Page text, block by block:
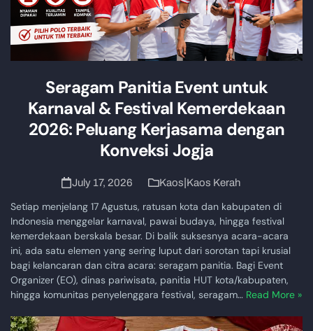
Seragam Panitia Event untuk
Karnaval & Festival Kemerdekaan
2026: Peluang Kerjasama dengan
Konveksi Jogja
July 17, 2026 Kaos Kaos Kerah
Setiap menjelang 17 Agustus, ratusan kota dan kabupaten di
Indonesia menggelar karnaval, pawai budaya, hingga festival
kemerdekaan berskala besar. Di balik suksesnya acara-acara
ini, ada satu elemen yang sering luput dari sorotan tapi krusial
bagi kelancaran dan citra acara: seragam panitia. Bagi Event
Organizer (EO), dinas pariwisata, panitia HUT kota/kabupaten,
hingga komunitas penyelenggara festival, seragam… Read More »